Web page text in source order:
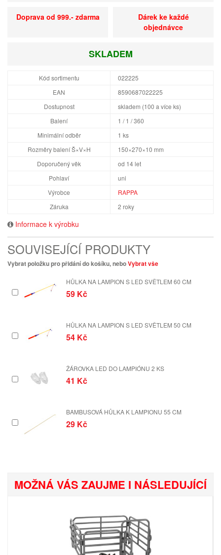
Doprava od 999.- zdarma
Dárek ke každé
objednávce
SKLADEM
Kód sortimentu
022225
EAN
8590687022225
Dostupnost
skladem (100 a více ks)
Balení
1 / 1 / 360
Minimální odběr
1 ks
Rozměry balení Š×V×H
150×270×10 mm
Doporučený věk
od 14 let
Pohlaví
uni
Výrobce
RAPPA
Záruka
2 roky
Informace k výrobku
SOUVISEJÍCÍ PRODUKTY
Vybrat položku pro přidání do košíku, neboVybrat vše
HŮLKA NA LAMPION S LED SVĚTLEM 60 CM
59 Kč
HŮLKA NA LAMPION S LED SVĚTLEM 50 CM
54 Kč
ŽÁROVKA LED DO LAMPIÓNU 2 KS
41 Kč
BAMBUSOVÁ HŮLKA K LAMPIONU 55 CM
29 Kč
MOŽNÁ VÁS ZAUJME I NÁSLEDUJÍCÍ